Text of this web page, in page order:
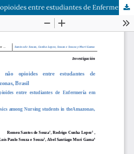
Uso de analgésicos no-opioides entre estudiantes de Enfermería em Amazonas, Brasil